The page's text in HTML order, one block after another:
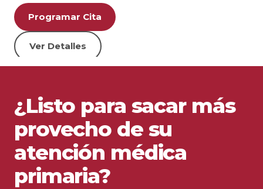
Programar Cita
Ver Detalles
Salud integral – Socios en salud
3520 W. 92nd Avenue, Suite 104, Westminster,
CO 80031
(303) 429-6600
Programar Cita
¿Listo para sacar más
provecho de su
atención médica
primaria?